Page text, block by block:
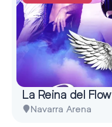
La Reina del Flow
Navarra Arena